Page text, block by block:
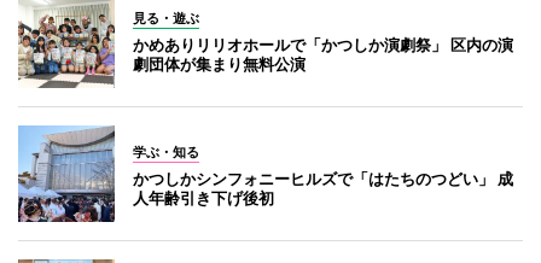
見る・遊ぶ
かめありリリオホールで「かつしか演劇祭」 区内の演
劇団体が集まり無料公演
学ぶ・知る
かつしかシンフォニーヒルズで「はたちのつどい」 成
人年齢引き下げ後初